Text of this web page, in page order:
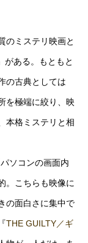
のミステリ映画と
がある。もともと
の古典としては
を極端に絞り、映
本格ミステリと相
ソコンの画面内
。こちらも映像に
の面白さに集中で
THE GUILTY／ギ